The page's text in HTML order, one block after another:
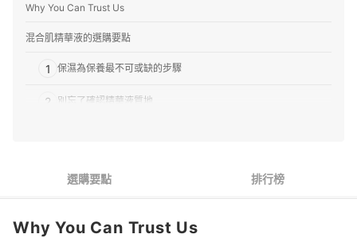
Why You Can Trust Us
混合肌精華液的選購要點
1 保濕為保養最不可或缺的步驟
2 別忘了確認精華液質地
專家解惑！選購混合肌精華液的常見問題
混合肌在挑選保養品時該留意什麼？
選購要點 排行榜
Why You Can Trust Us